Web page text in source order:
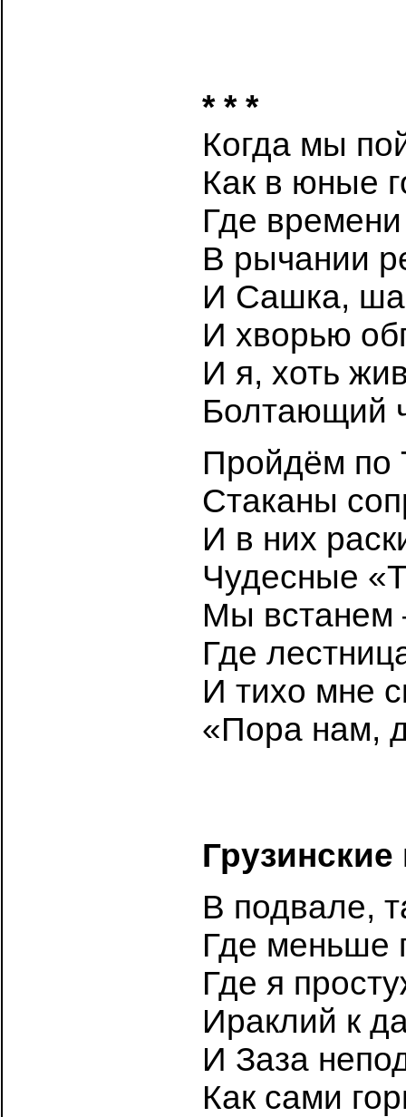
* * *
Когда мы
Как в юные
Где
В рычании
И Сашка,
И хворью
И я, хоть
Болтающий
Пройдём по
Стаканы
И в них
Чудесные
Мы встанем
Где
И тихо мне
«Пора нам,
В подвале,
Где меньше
Где я
Ираклий к
И Заза
Как сами